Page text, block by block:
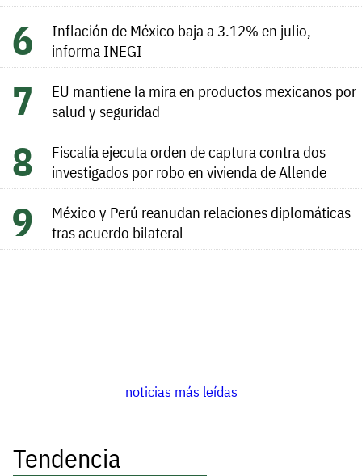
Inflación de México baja a 3.12% en julio,
informa INEGI
EU mantiene la mira en productos mexicanos por
salud y seguridad
Fiscalía ejecuta orden de captura contra dos
investigados por robo en vivienda de Allende
México y Perú reanudan relaciones diplomáticas
tras acuerdo bilateral
noticias más leídas
Tendencia